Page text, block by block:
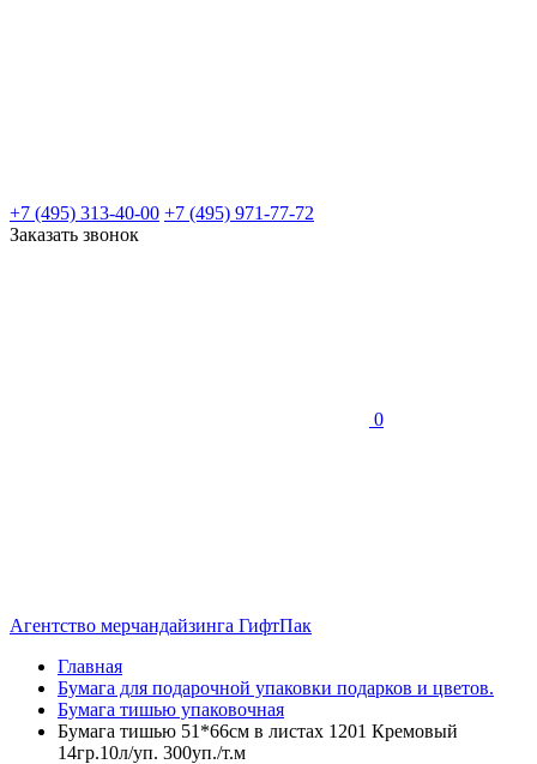
+7 (495) 313-40-00 +7 (495) 971-77-72
Заказать звонок
0
Агентство мерчандайзинга ГифтПак
Главная
Бумага для подарочной упаковки подарков и цветов.
Бумага тишью упаковочная
Бумага тишью 51*66см в листах 1201 Кремовый
14гр.10л/уп. 300уп./т.м